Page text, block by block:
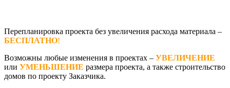
Перепланировка проекта без увеличения расхода материала –
БЕСПЛАТНО!
Возможны любые изменения в проектах – УВЕЛИЧЕНИЕ
или УМЕНЬШЕНИЕ размера проекта, а также строительство
домов по проекту Заказчика.